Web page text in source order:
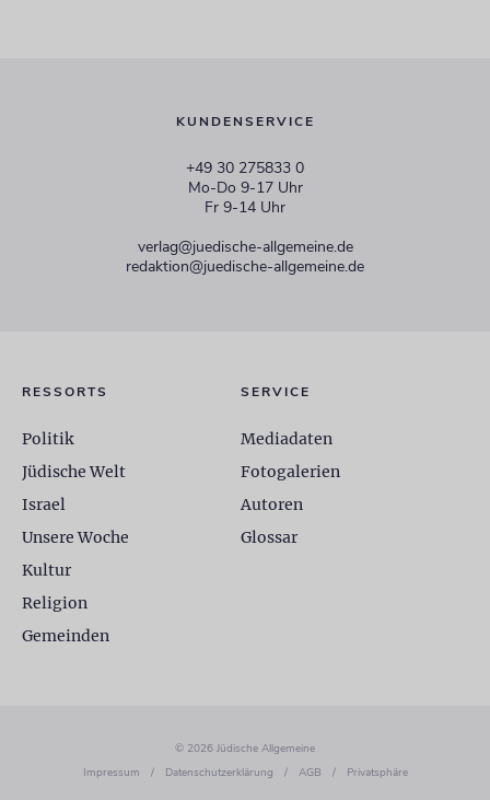
KUNDENSERVICE
+49 30 275833 0
Mo-Do 9-17 Uhr
Fr 9-14 Uhr
verlag@juedische-allgemeine.de
redaktion@juedische-allgemeine.de
RESSORTS
Politik
Jüdische Welt
Israel
Unsere Woche
Kultur
Religion
Gemeinden
SERVICE
Mediadaten
Fotogalerien
Autoren
Glossar
© 2026 Jüdische Allgemeine
Impressum
/ Datenschutzerklärung / AGB / Privatsphäre